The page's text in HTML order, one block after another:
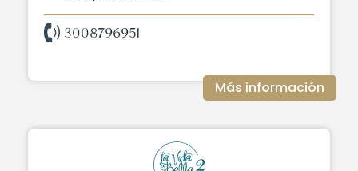
3008796951
Más información